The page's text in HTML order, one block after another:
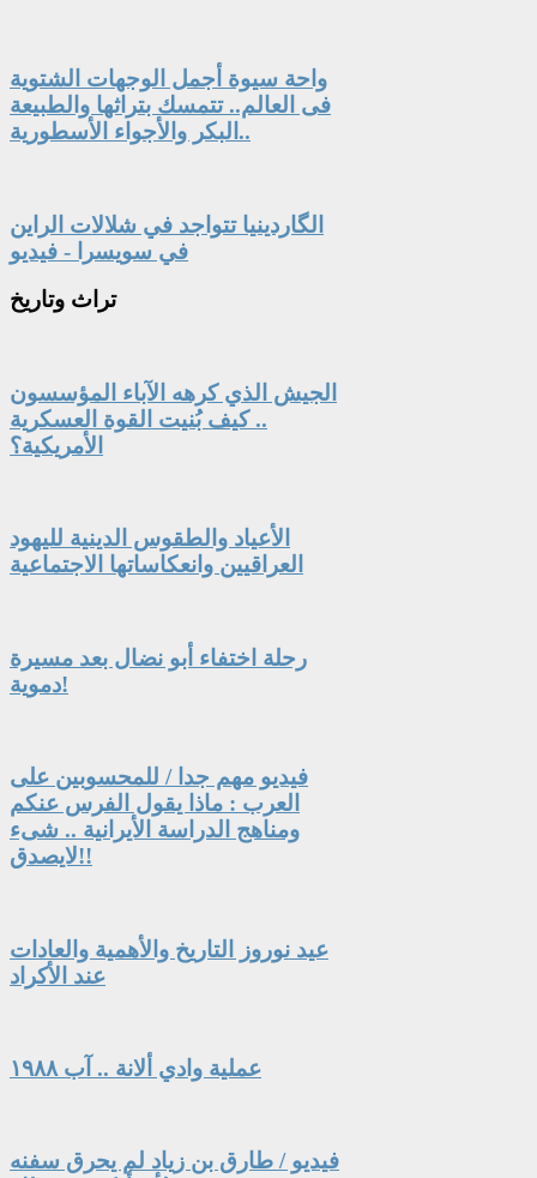
واحة سيوة أجمل الوجهات الشتوية
فى العالم.. تتمسك بتراثها والطبيعة
البكر والأجواء الأسطورية..
الگاردينيا تتواجد في شلالات الراين
في سويسرا - فيديو
تراث وتاريخ
الجيش الذي كرهه الآباء المؤسسون
.. كيف بُنيت القوة العسكرية
الأمريكية؟
الأعياد والطقوس الدينية لليهود
العراقيين وانعكاساتها الاجتماعية
رحلة اختفاء أبو نضال بعد مسيرة
دموية!
فيديو مهم جدا / للمحسوبين على
العرب : ماذا يقول الفرس عنكم
ومناهج الدراسة الأيرانية .. شىء
لايصدق!!
عيد نوروز التاريخ والأهمية والعادات
عند الأكراد
عملية وادي ألانة .. آب ١٩٨٨
فيديو / طارق بن زياد لم يحرق سفنه